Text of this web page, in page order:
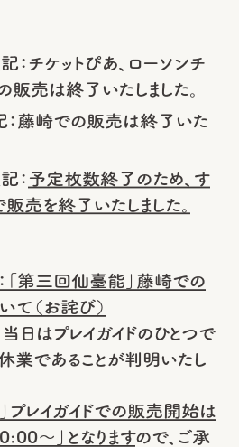
チケットぴあ、ローソンチ
販売は終了いたしました。
藤崎での販売は終了いた
： 予定枚数終了のため、す
販売を終了いたしました。
第三回仙臺能」藤崎での
て（お詫び）
日はプレイガイドのひとつで
業であることが判明いたし
」プレイガイドでの販売開始は
～」となりますので、ご承